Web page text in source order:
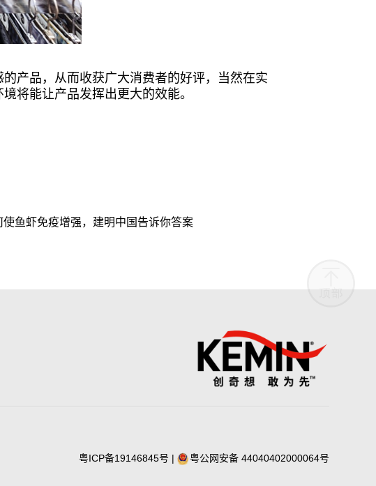
产品，从而收获广大消费者的好评，当然在实
将能让产品发挥出更大的效能。
使鱼虾免疫增强，建明中国告诉你答案
粤ICP备19146845号 | 粤公网安备 44040402000064号